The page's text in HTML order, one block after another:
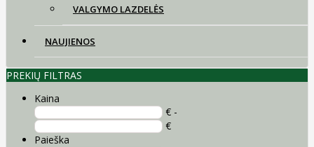
VALGYMO LAZDELĖS
NAUJIENOS
PREKIŲ FILTRAS
Kaina
€ -
€
Paieška